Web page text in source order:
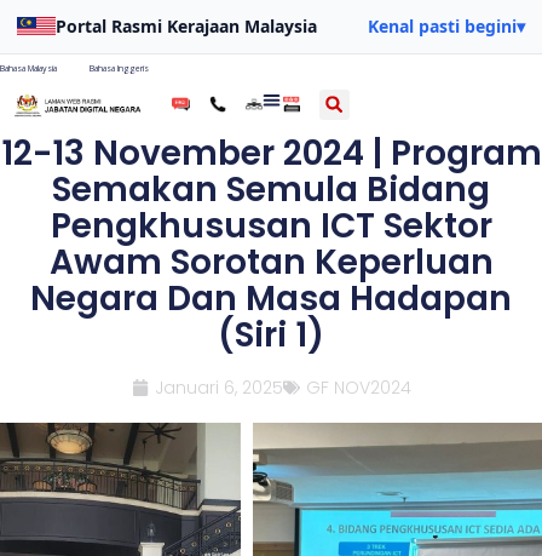
Portal Rasmi Kerajaan Malaysia Kenal pasti begini▾
Bahasa Malaysia Bahasa Inggeris
12-13 November 2024 | Program
Semakan Semula Bidang
Pengkhususan ICT Sektor
Awam Sorotan Keperluan
Negara Dan Masa Hadapan
(Siri 1)
Januari 6, 2025 GF NOV2024